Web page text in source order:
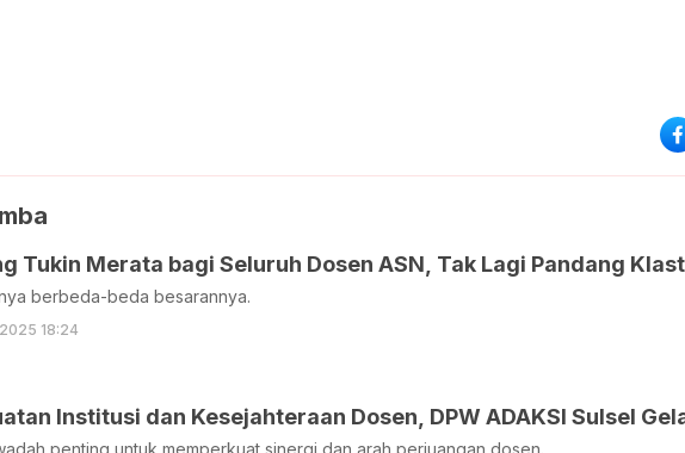
Tukin Merata bagi Seluruh Dosen ASN, Tak Lagi Pandang
berbeda-beda besarannya.
18:24
Institusi dan Kesejahteraan Dosen, DPW ADAKSI Sulsel
penting untuk memperkuat sinergi dan arah perjuangan dosen.